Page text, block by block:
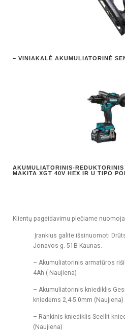
– VINIAKALĖ AKUMULIATORINĖ
AKUMULIATORINIS-
MAKITA XGT 40V HEX IR U TIPO
Klientų pageidavimu plečiame
Įrankius galite išsinuomoti
Jonavos g. 51B Kaunas.
– Akumuliatorinis armatūros
4Ah ( Naujiena)
– Akumuliatorinis kniediklis
kniedėms 2,4-5.0mm (Naujiena)
– Rankinis kniediklis Scellit
(Naujiena)